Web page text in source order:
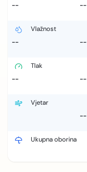
--
--
Vlažnost
--
--
Tlak
--
--
Vjetar
--
Ukupna oborina